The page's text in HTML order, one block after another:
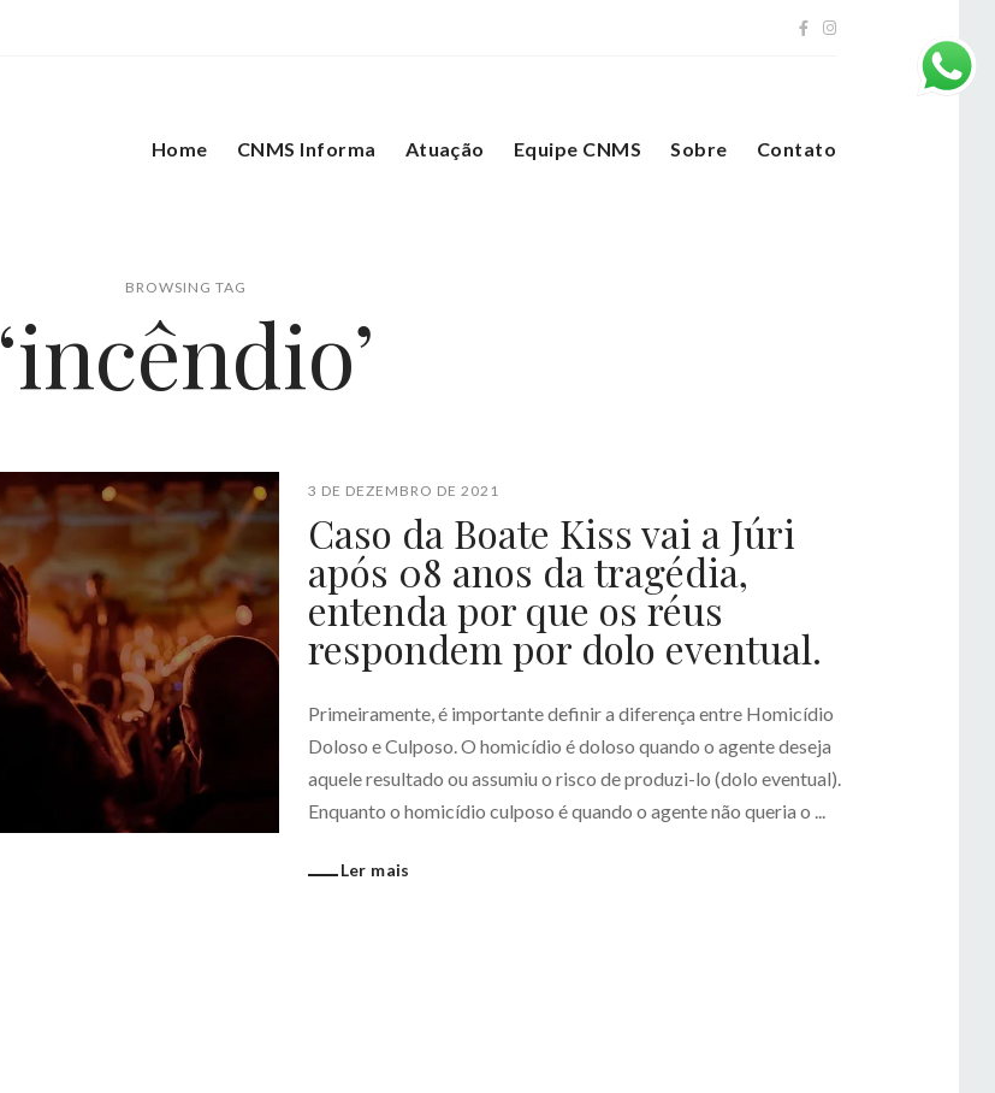
Home CNMS Informa Atuação Equipe CNMS Sobre Contato
BROWSING TAG
‘incêndio’
3 DE DEZEMBRO DE 2021
Caso da Boate Kiss vai a Júri
após 08 anos da tragédia,
entenda por que os réus
respondem por dolo eventual.
Primeiramente, é importante definir a diferença entre Homicídio
Doloso e Culposo. O homicídio é doloso quando o agente deseja
aquele resultado ou assumiu o risco de produzi-lo (dolo eventual).
Enquanto o homicídio culposo é quando o agente não queria o ...
Ler mais